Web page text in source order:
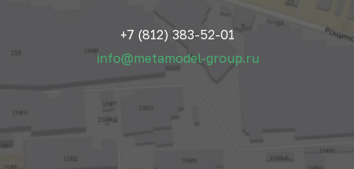
info@metamodel-group.ru
+7 (812) 383-52-01